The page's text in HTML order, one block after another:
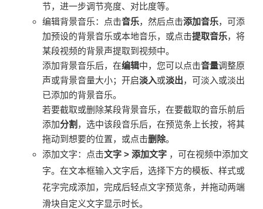
节，进一步调节亮度、对比度等。
编辑背景音乐：点击音乐，然后点击添加音乐，可添
加预设的背景音乐或本地音乐，或点击提取音乐，将
某段视频的背景声提取到视频中。
添加背景音乐后，在编辑中，您可以点击音量调整原
声或背景音量大小；开启淡入或淡出，可淡入或淡出
已添加的背景音乐。
若要截取或删除某段背景音乐，在要截取的音乐前后
添加分割 ，选中该段音乐后，在预览条上长按，将其
拖动到想要的位置，或点击删除。
添加文字：点击文字 >添加文字 ，可在视频中添加文
字。在文本框输入文字后，选择下方的模板、样式或
花字完成添加，完成后轻点文字预览条，并拖动两端
滑块自定义文字显示时长。